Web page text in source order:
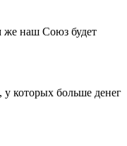
же наш Союз будет
которых больше денег